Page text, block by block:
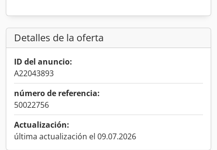
Detalles de la oferta
ID del anuncio:
A22043893
número de referencia:
50022756
Actualización:
última actualización el 09.07.2026